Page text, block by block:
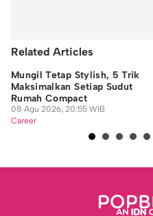
Related Articles
Mungil Tetap Stylish, 5 Trik
Maksimalkan Setiap Sudut
Rumah Compact
08 Agu 2026, 20:55 WIB
Career